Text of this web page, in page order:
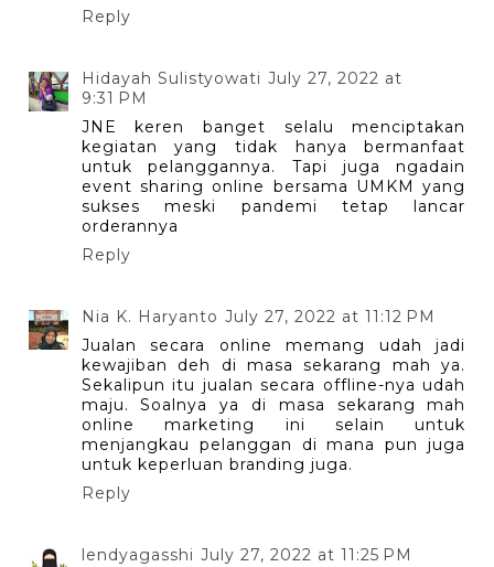
Reply
Hidayah Sulistyowati July 27, 2022 at
9:31 PM
JNE keren banget selalu menciptakan
kegiatan yang tidak hanya bermanfaat
untuk pelanggannya. Tapi juga ngadain
event sharing online bersama UMKM yang
sukses meski pandemi tetap lancar
orderannya
Reply
Nia K. Haryanto July 27, 2022 at 11:12 PM
Jualan secara online memang udah jadi
kewajiban deh di masa sekarang mah ya.
Sekalipun itu jualan secara offline-nya udah
maju. Soalnya ya di masa sekarang mah
online marketing ini selain untuk
menjangkau pelanggan di mana pun juga
untuk keperluan branding juga.
Reply
lendyagasshi July 27, 2022 at 11:25 PM